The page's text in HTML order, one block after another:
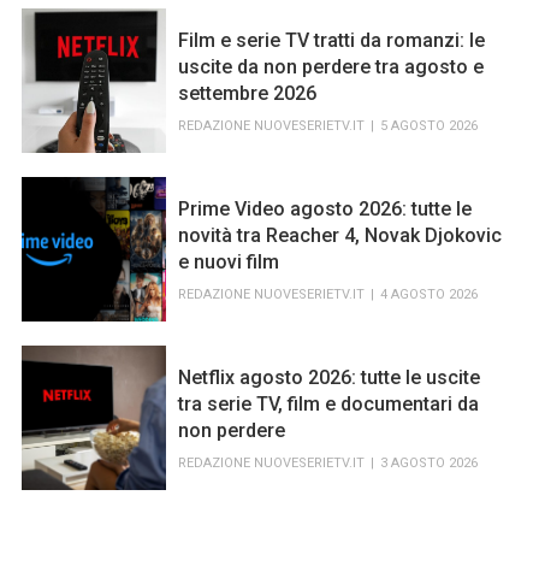
Film e serie TV tratti da romanzi: le
uscite da non perdere tra agosto e
settembre 2026
REDAZIONE NUOVESERIETV.IT 5 AGOSTO 2026
Prime Video agosto 2026: tutte le
novità tra Reacher 4, Novak Djokovic
e nuovi film
REDAZIONE NUOVESERIETV.IT 4 AGOSTO 2026
Netflix agosto 2026: tutte le uscite
tra serie TV, film e documentari da
non perdere
REDAZIONE NUOVESERIETV.IT 3 AGOSTO 2026